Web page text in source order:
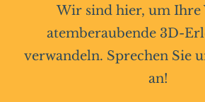
Wir sind hier, um Ihre
atemberaubende 3D-
verwandeln. Sprechen Sie
an!